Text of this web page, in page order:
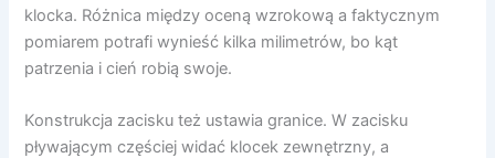
klocka. Różnica między oceną wzrokową a faktycznym
pomiarem potrafi wynieść kilka milimetrów, bo kąt
patrzenia i cień robią swoje.
Konstrukcja zacisku też ustawia granice. W zacisku
pływającym częściej widać klocek zewnętrzny, a